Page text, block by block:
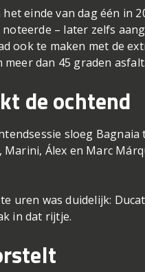
einde van dag één in
– later zelfs
ook te maken met de
dan 45 graden asfalt.
de ochtend
sloeg
Álex en Marc
uren was duidelijk:
in dat rijtje.